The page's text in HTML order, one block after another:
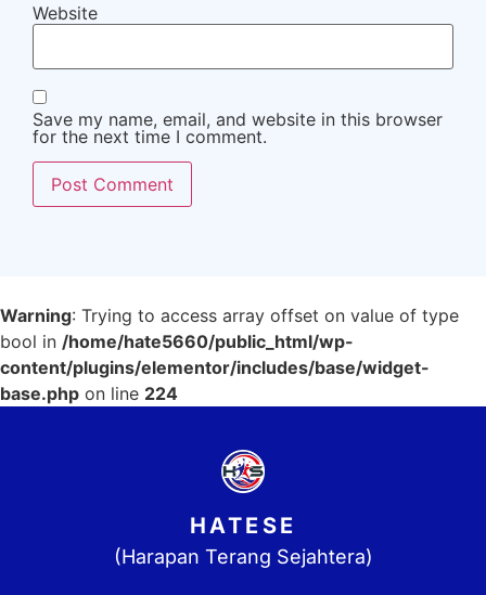
Website
Save my name, email, and website in this browser
for the next time I comment.
Warning: Trying to access array offset on value of type
bool in /home/hate5660/public_html/wp-
content/plugins/elementor/includes/base/widget-
base.php on line 224
HATESE
(Harapan Terang Sejahtera)